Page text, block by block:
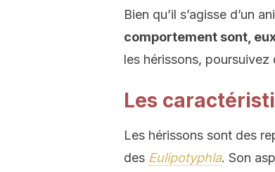
Bien qu’il s’agisse d’un
comportement sont,
les hérissons,
Les
Les hérissons sont des
des Eulipotyphla. Son